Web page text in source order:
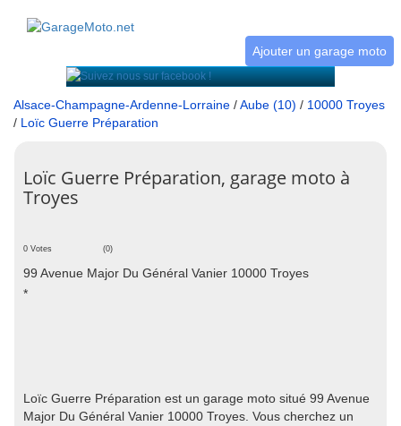
Ajouter un garage moto
Alsace-Champagne-Ardenne-Lorraine /Aube (10) / 10000 Troyes
/ Loïc Guerre Préparation
Loïc Guerre Préparation, garage moto à
Troyes
0 Votes (0)
99 Avenue Major Du Général Vanier 10000 Troyes
*
Loïc Guerre Préparation est un garage moto situé 99 Avenue
Major Du Général Vanier 10000 Troyes. Vous cherchez un